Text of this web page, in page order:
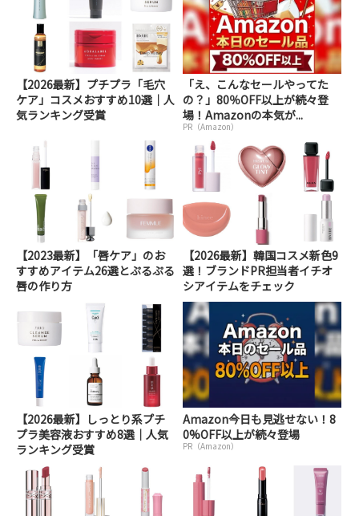
【2026最新】プチプラ「毛穴
ケア」コスメおすすめ10選｜人
気ランキング受賞
「え、こんなセールやってた
の？」80％OFF以上が続々登
場！Amazonの本気が...
PR（Amazon）
【2023最新】「唇ケア」のお
すすめアイテム26選とぷるぷる
唇の作り方
【2026最新】韓国コスメ新色9
選！ブランドPR担当者イチオ
シアイテムをチェック
【2026最新】しっとり系プチ
プラ美容液おすすめ8選｜人気
ランキング受賞
Amazon今日も見逃せない！8
0%OFF以上が続々登場
PR（Amazon）